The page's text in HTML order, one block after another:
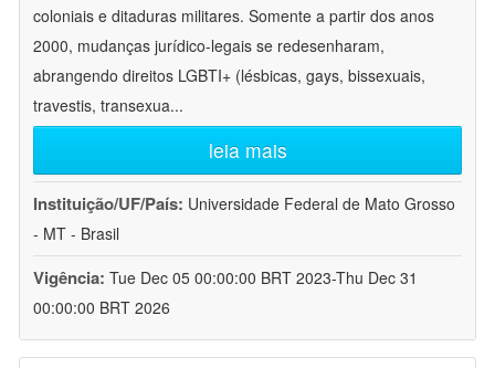
coloniais e ditaduras militares. Somente a partir dos anos
2000, mudanças jurídico-legais se redesenharam,
abrangendo direitos LGBTI+ (lésbicas, gays, bissexuais,
travestis, transexua...
leia mais
Instituição/UF/País: Universidade Federal de Mato Grosso
- MT - Brasil
Vigência: Tue Dec 05 00:00:00 BRT 2023-Thu Dec 31
00:00:00 BRT 2026